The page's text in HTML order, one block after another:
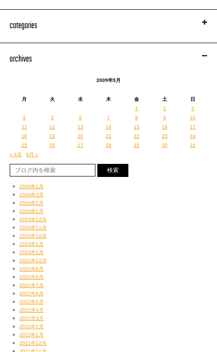
categories
archives
2009年5月
月 火 水 木 金 土
日
1
2
3
4
5 6 7 8 9
10
11
12 13 14 15 16
17
18
19 20 21 22 23
24
25
26 27 28 29 30
31
« 4月
6月 »
2025年1月
2024年3月
2024年2月
2024年1月
2023年12月
2023年11月
2023年10月
2023年2月
2023年1月
2022年12月
2022年9月
2022年8月
2022年7月
2022年6月
2022年5月
2022年4月
2022年3月
2022年2月
2022年1月
2021年12月